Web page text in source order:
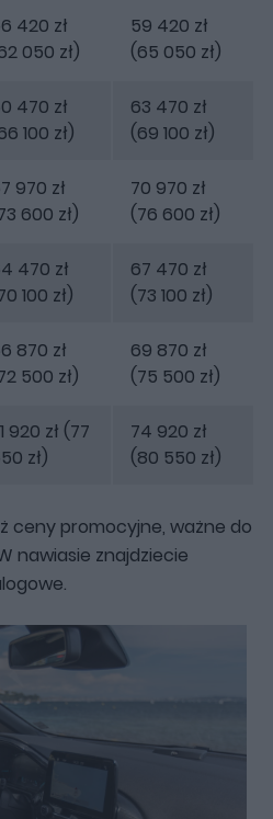
420 zł
050 zł)
59 420 zł
(65 050 zł)
470 zł
100 zł)
63 470 zł
(69 100 zł)
970 zł
600 zł)
70 970 zł
(76 600 zł)
470 zł
100 zł)
67 470 zł
(73 100 zł)
870 zł
500 zł)
69 870 zł
(75 500 zł)
920 zł (77
zł)
74 920 zł
(80 550 zł)
ceny promocyjne, ważne do
nawiasie znajdziecie